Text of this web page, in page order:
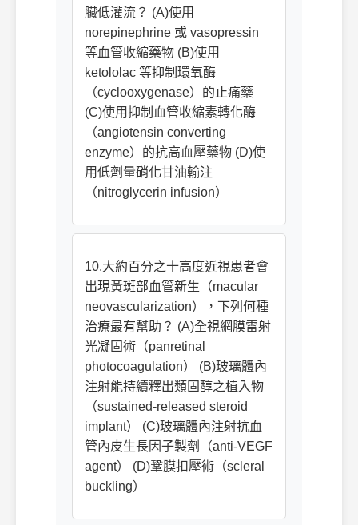
臟低灌流？ (A)使用
norepinephrine 或 vasopressin
等血管收縮藥物 (B)使用
ketololac 等抑制環氧酶
（cyclooxygenase）的止痛藥
(C)使用抑制血管收縮素轉化酶
（angiotensin converting
enzyme）的抗高血壓藥物 (D)使
用低劑量硝化甘油輸注
（nitroglycerin infusion）
10.大約百分之十高度近視患者會
出現黃斑部血管新生（macular
neovascularization），下列何種
治療最有幫助？ (A)全視網膜雷射
光凝固術（panretinal
photocoagulation） (B)玻璃體內
注射能持續釋出類固醇之植入物
（sustained-released steroid
implant） (C)玻璃體內注射抗血
管內皮生長因子製劑（anti-VEGF
agent） (D)鞏膜扣壓術（scleral
buckling）